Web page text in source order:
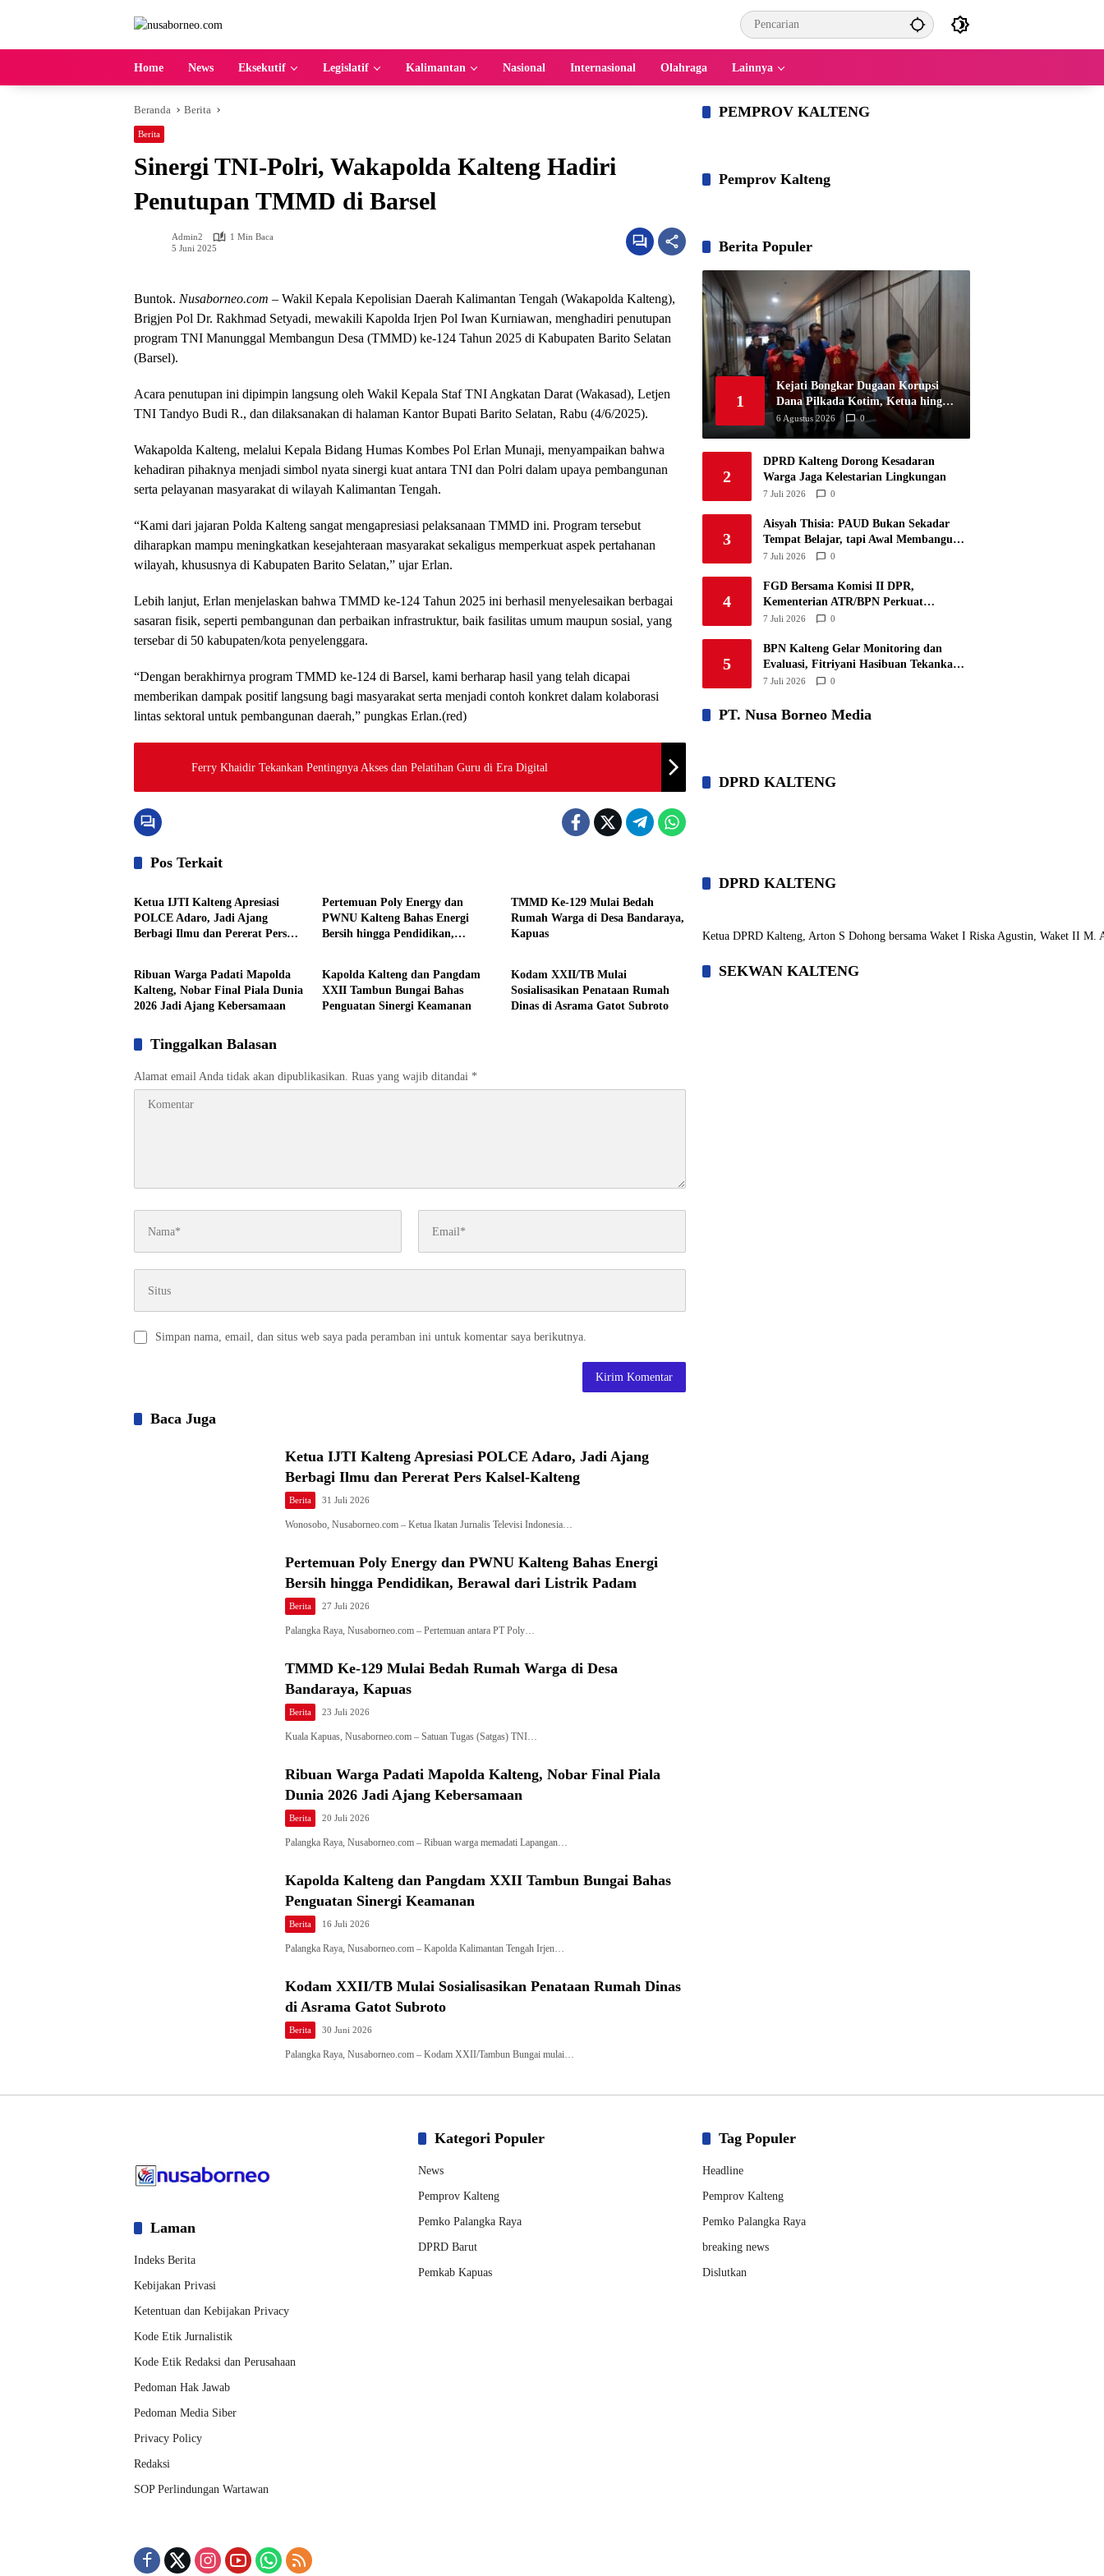
Home News Eksekutif Legislatif Kalimantan Nasional Internasional Olahraga Lainnya
Beranda Berita
Berita
Sinergi TNI-Polri, Wakapolda Kalteng Hadiri
Penutupan TMMD di Barsel
Admin2
1 Min Baca
5 Juni 2025
Buntok. Nusaborneo.com – Wakil Kepala Kepolisian Daerah Kalimantan Tengah (Wakapolda Kalteng),
Brigjen Pol Dr. Rakhmad Setyadi, mewakili Kapolda Irjen Pol Iwan Kurniawan, menghadiri penutupan
program TNI Manunggal Membangun Desa (TMMD) ke-124 Tahun 2025 di Kabupaten Barito Selatan
(Barsel).
Acara penutupan ini dipimpin langsung oleh Wakil Kepala Staf TNI Angkatan Darat (Wakasad), Letjen
TNI Tandyo Budi R., dan dilaksanakan di halaman Kantor Bupati Barito Selatan, Rabu (4/6/2025).
Wakapolda Kalteng, melalui Kepala Bidang Humas Kombes Pol Erlan Munaji, menyampaikan bahwa
kehadiran pihaknya menjadi simbol nyata sinergi kuat antara TNI dan Polri dalam upaya pembangunan
serta pelayanan masyarakat di wilayah Kalimantan Tengah.
“Kami dari jajaran Polda Kalteng sangat mengapresiasi pelaksanaan TMMD ini. Program tersebut
diharapkan mampu meningkatkan kesejahteraan masyarakat sekaligus memperkuat aspek pertahanan
wilayah, khususnya di Kabupaten Barito Selatan,” ujar Erlan.
Lebih lanjut, Erlan menjelaskan bahwa TMMD ke-124 Tahun 2025 ini berhasil menyelesaikan berbagai
sasaran fisik, seperti pembangunan dan perbaikan infrastruktur, baik fasilitas umum maupun sosial, yang
tersebar di 50 kabupaten/kota penyelenggara.
“Dengan berakhirnya program TMMD ke-124 di Barsel, kami berharap hasil yang telah dicapai
memberikan dampak positif langsung bagi masyarakat serta menjadi contoh konkret dalam kolaborasi
lintas sektoral untuk pembangunan daerah,” pungkas Erlan.(red)
Ferry Khaidir Tekankan Pentingnya Akses dan Pelatihan Guru di Era Digital
Pos Terkait
Berita
Ketua IJTI Kalteng Apresiasi
POLCE Adaro, Jadi Ajang
Berbagi Ilmu dan Pererat Pers
Pertemuan Poly Energy dan
PWNU Kalteng Bahas Energi
Bersih hingga Pendidikan,
TMMD Ke-129 Mulai Bedah
Rumah Warga di Desa Bandaraya,
Kapuas
Berita
Ribuan Warga Padati Mapolda
Kalteng, Nobar Final Piala Dunia
2026 Jadi Ajang Kebersamaan
Kapolda Kalteng dan Pangdam
XXII Tambun Bungai Bahas
Penguatan Sinergi Keamanan
Berita
Kodam XXII/TB Mulai
Sosialisasikan Penataan Rumah
Dinas di Asrama Gatot Subroto
Tinggalkan Balasan
Alamat email Anda tidak akan dipublikasikan. Ruas yang wajib ditandai *
Simpan nama, email, dan situs web saya pada peramban ini untuk komentar saya berikutnya.
Baca Juga
Ketua IJTI Kalteng Apresiasi POLCE Adaro, Jadi Ajang
Berbagi Ilmu dan Pererat Pers Kalsel-Kalteng
Berita 31 Juli 2026
Wonosobo, Nusaborneo.com – Ketua Ikatan Jurnalis Televisi Indonesia…
Pertemuan Poly Energy dan PWNU Kalteng Bahas Energi
Bersih hingga Pendidikan, Berawal dari Listrik Padam
Berita 27 Juli 2026
Palangka Raya, Nusaborneo.com – Pertemuan antara PT Poly…
TMMD Ke-129 Mulai Bedah Rumah Warga di Desa
Bandaraya, Kapuas
Berita 23 Juli 2026
Kuala Kapuas, Nusaborneo.com – Satuan Tugas (Satgas) TNI…
Ribuan Warga Padati Mapolda Kalteng, Nobar Final Piala
Dunia 2026 Jadi Ajang Kebersamaan
Berita 20 Juli 2026
Palangka Raya, Nusaborneo.com – Ribuan warga memadati Lapangan…
Kapolda Kalteng dan Pangdam XXII Tambun Bungai Bahas
Penguatan Sinergi Keamanan
Berita 16 Juli 2026
Palangka Raya, Nusaborneo.com – Kapolda Kalimantan Tengah Irjen…
Kodam XXII/TB Mulai Sosialisasikan Penataan Rumah Dinas
di Asrama Gatot Subroto
Berita 30 Juni 2026
Palangka Raya, Nusaborneo.com – Kodam XXII/Tambun Bungai mulai…
PEMPROV KALTENG
Pemprov Kalteng
Berita Populer
1
Kejati Bongkar Dugaan Korupsi
Dana Pilkada Kotim, Ketua hingga
4 Komisioner Jadi Tersangka
6 Agustus 2026 0
2
DPRD Kalteng Dorong Kesadaran
Warga Jaga Kelestarian Lingkungan
7 Juli 2026 0
3
Aisyah Thisia: PAUD Bukan Sekadar
Tempat Belajar, tapi Awal Membangun
Masa Depan Anak
7 Juli 2026 0
4
FGD Bersama Komisi II DPR,
Kementerian ATR/BPN Perkuat
Penyusunan RUU Administrasi
7 Juli 2026 0
5
BPN Kalteng Gelar Monitoring dan
Evaluasi, Fitriyani Hasibuan Tekankan
Integritas Jajaran
7 Juli 2026 0
PT. Nusa Borneo Media
DPRD KALTENG
DPRD KALTENG
Ketua DPRD Kalteng, Arton S Dohong bersama Waket I Riska Agustin, Waket II
SEKWAN KALTENG
Laman
Indeks Berita
Kebijakan Privasi
Ketentuan dan Kebijakan Privacy
Kode Etik Jurnalistik
Kode Etik Redaksi dan Perusahaan
Pedoman Hak Jawab
Pedoman Media Siber
Privacy Policy
Redaksi
SOP Perlindungan Wartawan
Kategori Populer
News
Pemprov Kalteng
Pemko Palangka Raya
DPRD Barut
Pemkab Kapuas
Tag Populer
Headline
Pemprov Kalteng
Pemko Palangka Raya
breaking news
Dislutkan